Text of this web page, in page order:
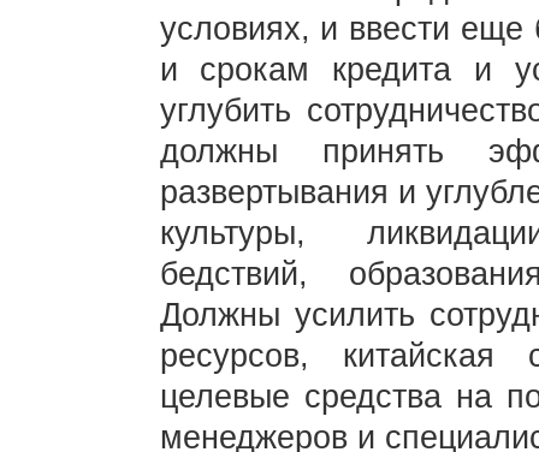
условиях, и ввести еще
и срокам кредита и
углубить
должны принять
развертывания и
культуры,
бедствий,
Должны усилить
ресурсов, китайская
целевые средства на
менеджеров и